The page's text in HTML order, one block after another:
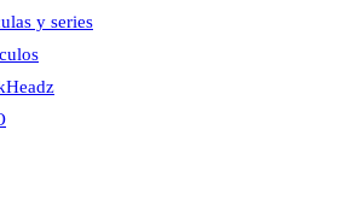
y series